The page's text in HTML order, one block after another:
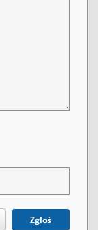
Zgłoś